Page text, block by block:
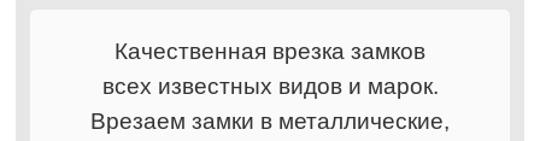
Качественная врезка замков
всех известных видов и марок.
Врезаем замки в металлические,